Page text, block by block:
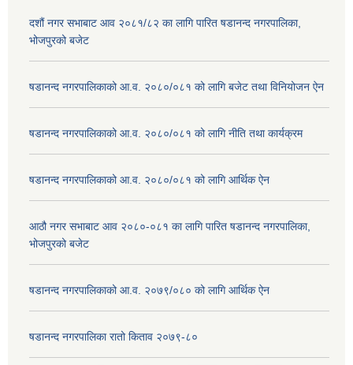
दशौं नगर सभाबाट आव २०८१/८२ का लागि पारित षडानन्द नगरपालिका,
भोजपुरको बजेट
षडानन्द नगरपालिकाको आ.व. २०८०/०८१ को लागि बजेट तथा विनियोजन ऐन
षडानन्द नगरपालिकाको आ.व. २०८०/०८१ को लागि नीति तथा कार्यक्रम
षडानन्द नगरपालिकाको आ.व. २०८०/०८१ को लागि आर्थिक ऐन
आठौ नगर सभाबाट आव २०८०-०८१ का लागि पारित षडानन्द नगरपालिका,
भोजपुरको बजेट
षडानन्द नगरपालिकाको आ.व. २०७९/०८० को लागि आर्थिक ऐन
षडानन्द नगरपालिका रातो किताव २०७९-८०